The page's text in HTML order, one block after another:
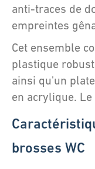
anti-traces de
empreintes
Cet ensemble
plastique
ainsi qu'un
en acrylique.
brosses WC